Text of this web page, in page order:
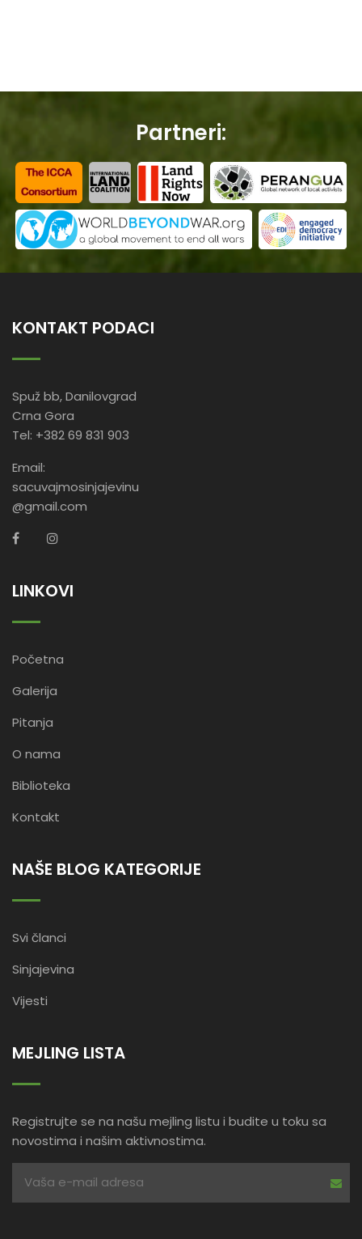
Partneri:
KONTAKT PODACI
Spuž bb, Danilovgrad
Crna Gora
Tel: +382 69 831 903
Email:
sacuvajmosinjajevinu
@gmail.com
LINKOVI
Početna
Galerija
Pitanja
O nama
Biblioteka
Kontakt
NAŠE BLOG KATEGORIJE
Svi članci
Sinjajevina
Vijesti
MEJLING LISTA
Registrujte se na našu mejling listu i budite u toku sa
novostima i našim aktivnostima.